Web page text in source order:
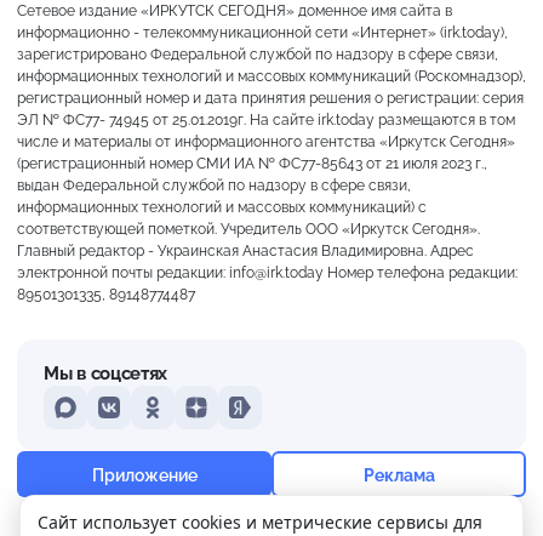
+20° Преимущественно ясно
Ощущается как +20
Сетевое издание «ИРКУТСК СЕГОДНЯ» доменное имя сайта в
информационно - телекоммуникационной сети «Интернет» (irk.today),
зарегистрировано Федеральной службой по надзору в сфере связи,
информационных технологий и массовых коммуникаций (Роскомнадзор),
регистрационный номер и дата принятия решения о регистрации: серия
ЭЛ № ФС77- 74945 от 25.01.2019г. На сайте irk.today размещаются в том
числе и материалы от информационного агентства «Иркутск Сегодня»
(регистрационный номер СМИ ИА № ФС77-85643 от 21 июля 2023 г.,
выдан Федеральной службой по надзору в сфере связи,
информационных технологий и массовых коммуникаций) с
соответствующей пометкой. Учредитель ООО «Иркутск Сегодня».
Главный редактор - Украинская Анастасия Владимировна. Адрес
электронной почты редакции: info@irk.today Номер телефона редакции:
89501301335, 89148774487
Мы в соцсетях
MAXVKontakteOdnoklassniki
DzenYandex
Приложение Реклама
Сайт использует cookies и метрические сервисы для